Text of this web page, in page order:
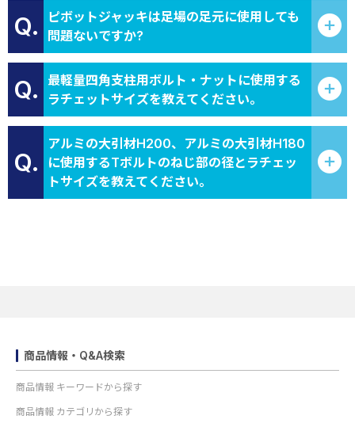
Q.
ピボットジャッキは足場の足元に使用しても
問題ないですか?
Q.
最軽量四角支柱用ボルト・ナットに使用する
ラチェットサイズを教えてください。
Q.
アルミの大引材H200、アルミの大引材H180
に使用するTボルトのねじ部の径とラチェッ
トサイズを教えてください。
商品情報・Q&A検索
商品情報 キーワードから探す
商品情報 カテゴリから探す